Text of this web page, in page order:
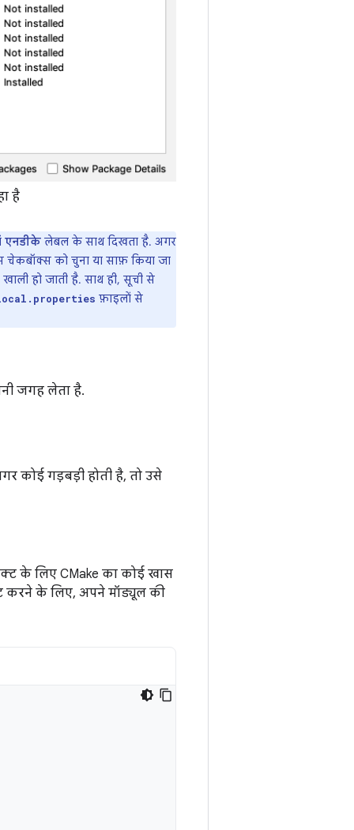
है
एनडीके लेबल के साथ दिखता है. अगर
चेकबॉक्स को चुना या साफ़ किया जा
हो जाती है. साथ ही, सूची से
फ़ाइलों से
जगह लेता है.
कोई गड़बड़ी होती है, तो उसे
के लिए CMake का कोई खास
करने के लिए, अपने मॉड्यूल की